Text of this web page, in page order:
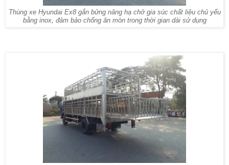
Thùng xe Hyundai Ex8 gắn bửng nâng hạ chở gia súc chất liệu chủ yếu
bằng inox, đảm bảo chống ăn mòn trong thời gian dài sử dụng